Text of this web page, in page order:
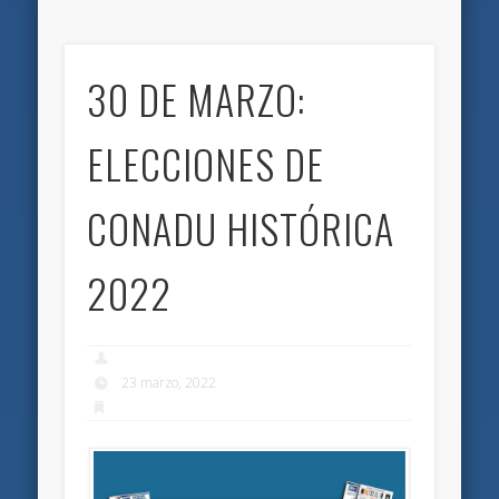
30 DE MARZO:
ELECCIONES DE
CONADU HISTÓRICA
2022
23 marzo, 2022